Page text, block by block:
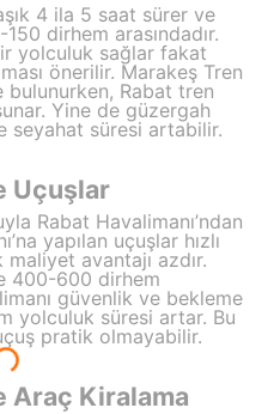
4 ila 5 saat sürer ve
dirhem arasındadır.
yolculuk sağlar fakat
önerilir. Marakeş Tren
Rabat tren
Yine de güzergah
seyahat süresi artabilir.
Uçuşlar
Rabat Havalimanı’ndan
yapılan uçuşlar hızlı
avantajı azdır.
400-600 dirhem
güvenlik ve bekleme
yolculuk süresi artar. Bu
pratik olmayabilir.
Araç Kiralama